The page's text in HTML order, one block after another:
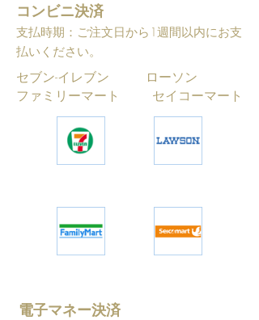
コンビニ決済
支払時期：ご注文日から1週間以内にお支
払いください。
セブン-イレブン ローソン
ファミリーマート セイコーマート
電子マネー決済